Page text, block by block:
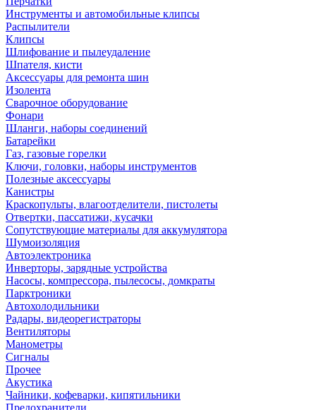
Инструменты и автомобильные клипсы
Распылители
Клипсы
Шлифование и пылеудаление
Шпателя, кисти
Аксессуары для ремонта шин
Изолента
Сварочное оборудование
Фонари
Шланги, наборы соединений
Батарейки
Газ, газовые горелки
Ключи, головки, наборы инструментов
Полезные аксессуары
Канистры
Краскопульты, влагоотделители, пистолеты
Отвертки, пассатижи, кусачки
Сопутствующие материалы для аккумулятора
Шумоизоляция
Автоэлектроника
Инверторы, зарядные устройства
Насосы, компрессора, пылесосы, домкраты
Парктроники
Автохолодильники
Радары, видеорегистраторы
Вентиляторы
Манометры
Сигналы
Прочее
Акустика
Чайники, кофеварки, кипятильники
Предохранители